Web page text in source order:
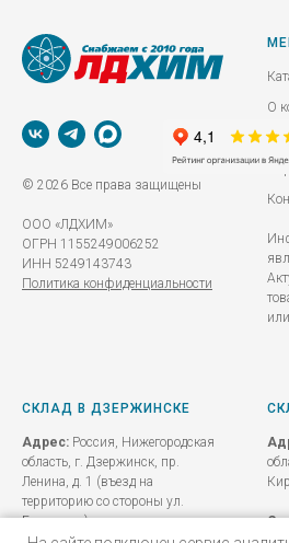
© 2026 Все права защищены
ООО «ЛДХИМ»
ОГРН 1155249006252
ИНН 5249143743
Политика конфиденциальности
О
СКЛАД В ДЗЕРЖИНСКЕ
Адрес: Россия, Нижегородская
область, г. Дзержинск, пр.
Ленина, д. 1 (въезд на
территорию со стороны ул.
Бутлерова)